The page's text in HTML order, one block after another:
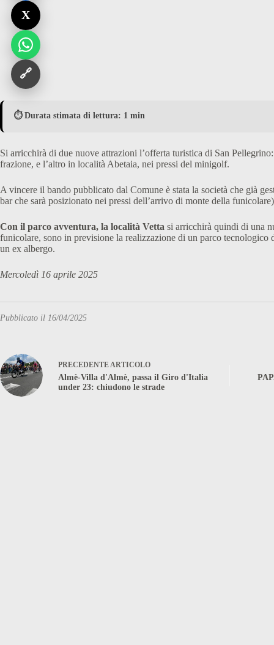
⏱️ Durata stimata di lettura: 1 min
Si arricchirà di due nuove attrazioni l’offerta turistica di San
frazione, e l’altro in località Abetaia, nei pressi del minigolf.
A vincere il bando pubblicato dal Comune è stata la società che già
bar che sarà posizionato nei pressi dell’arrivo di monte della
Con il parco avventura, la località Vetta si arricchirà quindi di una
funicolare, sono in previsione la realizzazione di un parco
un ex albergo.
Mercoledì 16 aprile 2025
Pubblicato il 16/04/2025
X
🔗
PRECEDENTE ARTICOLO
Almè-Villa d'Almè, passa il Giro d'Italia
under 23: chiudono le strade